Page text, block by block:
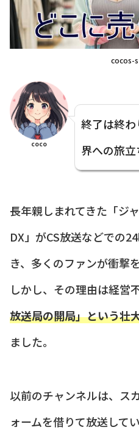
cocos-
coco
終了は終
界への旅立
長年親しまれてきた「ジ
DX」がCS放送などでの
き、多くのファンが衝撃
しかし、その理由は経営
放送局の開局」という壮
ました。
以前のチャンネルは、ス
ォームを借りて放送して